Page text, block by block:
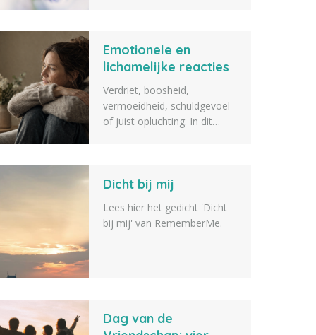
bij aan een afscheid dat echt
bij jou past. Lees meer.
Emotionele en
lichamelijke reacties
na het overlijden van
een dierbare
Verdriet, boosheid,
vermoeidheid, schuldgevoel
of juist opluchting. In dit
reacties na het overlijden van
Dicht bij mij
Lees hier het gedicht 'Dicht
bij mij' van RememberMe.
Dag van de